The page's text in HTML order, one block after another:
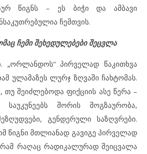
წიგნს – ეს ბიჭი და ამბავი
ჩემთვის.
ჩემი შეხედულებები შეცვლა
„ორლანდოს“ პირველად წაკითხვა
ულამაზეს ლურჯ ზღვაში ჩახტომას.
თუ შეიძლებოდა ფიქციის ასე წერა –
საუკუნეებს შორის მოგზაურობა,
გენდერული საზღვრები.
წიგნი მთლიანად გავიგე პირველად
რაღაც რადიკალურად შეიცვალა